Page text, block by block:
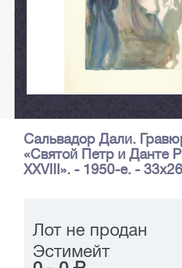
Сальвадор Дали.
«Святой Петр и Данте
XXVIII». - 1950-е. -
Лот не продан
Эстимейт